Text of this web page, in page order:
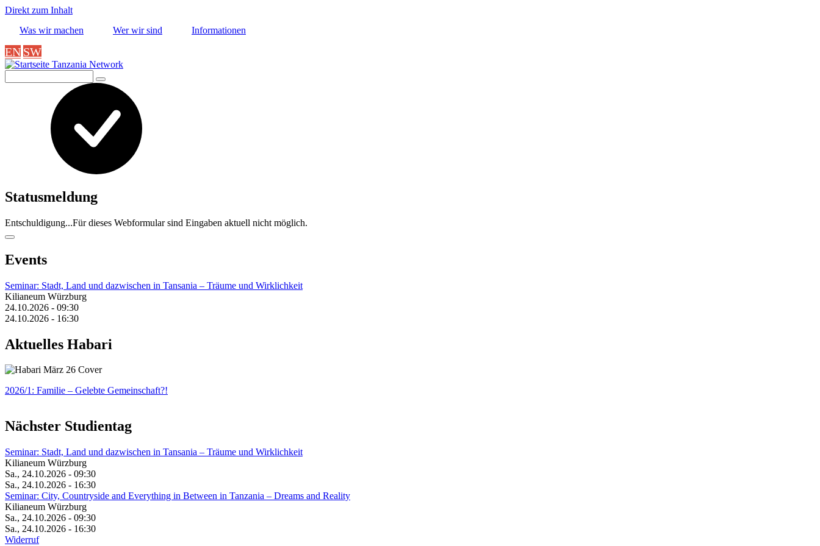
Direkt zum Inhalt
Was wir machen
Wer wir sind Informationen
EN SW
Tanzania Network
Statusmeldung
Entschuldigung...Für dieses Webformular sind Eingaben aktuell nicht möglich.
Events
Seminar: Stadt, Land und dazwischen in Tansania – Träume und Wirklichkeit
Kilianeum Würzburg
24.10.2026 - 09:30
24.10.2026 - 16:30
Aktuelles Habari
2026/1: Familie – Gelebte Gemeinschaft?!
Nächster Studientag
Seminar: Stadt, Land und dazwischen in Tansania – Träume und Wirklichkeit
Kilianeum Würzburg
Sa., 24.10.2026 - 09:30
Sa., 24.10.2026 - 16:30
Seminar: City, Countryside and Everything in Between in Tanzania – Dreams and Reality
Kilianeum Würzburg
Sa., 24.10.2026 - 09:30
Sa., 24.10.2026 - 16:30
Widerruf